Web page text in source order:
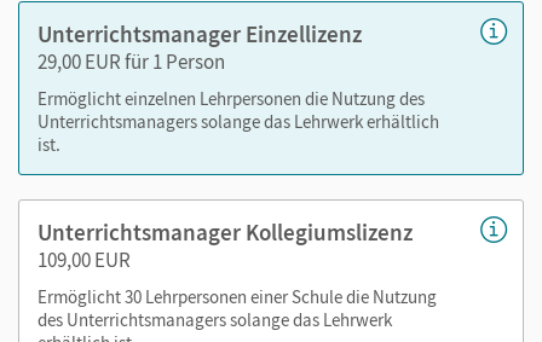
Lösungen
Arbeitsblätter als PDF
editierbare Kopiervorlagen
tägliche Übungen
Nutzen Sie den Unterrichtsmanager auf lernen.cornelsen.de
oder über die Cornelsen Lernen App.
Unterrichtsmanager Einzellizenz
29,00 EUR für 1 Person
Ermöglicht einzelnen Lehrpersonen die Nutzung des
Unterrichtsmanagers solange das Lehrwerk erhältlich
ist.
Unterrichtsmanager Kollegiumslizenz
109,00 EUR
Ermöglicht 30 Lehrpersonen einer Schule die Nutzung
des Unterrichtsmanagers solange das Lehrwerk